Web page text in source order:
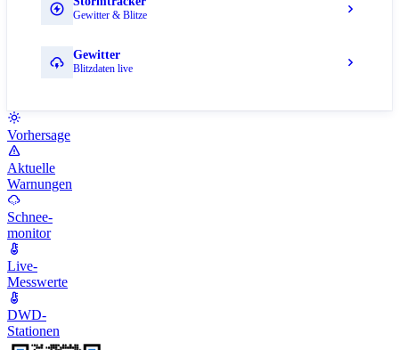
Gewitter & Blitze
Gewitter
Blitzdaten live
Vorhersage
Aktuelle
Warnungen
Schnee-
monitor
Live-
Messwerte
DWD-
Stationen